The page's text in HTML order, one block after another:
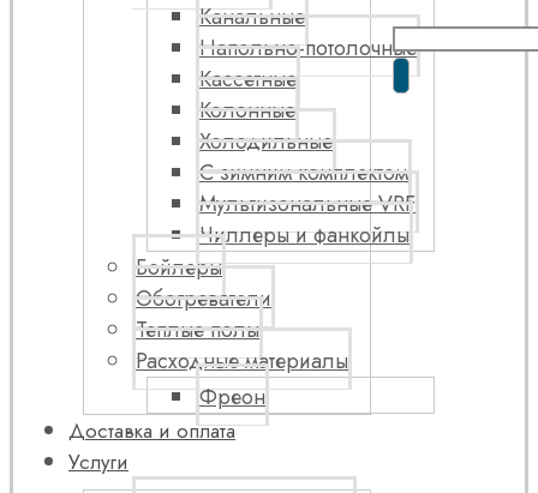
Канальные
Напольно-потолочные
Кассетные
Колонные
Холодильные
С зимним комплектом
Мультизональные VRF
Чиллеры и фанкойлы
Бойлеры
Обогреватели
Теплые полы
Расходные материалы
Фреон
Доставка и оплата
Услуги